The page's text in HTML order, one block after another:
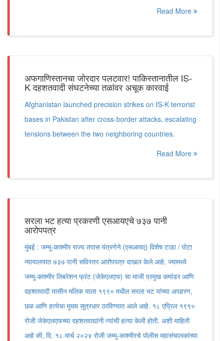
Read More
अफगाणिस्तानचा जोरदार पलटवार! पाकिस्तानातील IS-
K दहशतवादी संघटनेच्या तळांवर अचूक कारवाई
Afghanistan launched precision strikes on IS-K terrorist
bases in Pakistan after cross-border attacks, escalating
tensions between the two neighboring countries.
Read More
सरला भट हत्या प्रकरणी एसआयएचे ७३७ पानी
आरोपपत्र
मुंबई : जम्मू-काश्मीर राज्य तपास यंत्रणेने (एसआयए) विशेष टाडा / पोटा
न्यायालयात ७३७ पानी सविस्तर आरोपपत्र दाखल केले आहे. ज्यामध्ये
जम्मू-काश्मीर लिबरेशन फ्रंट (जेकेएलएफ) चा माजी प्रमुख कमांडर आणि
दहशतवादी यासीन मलिक याला १९९० मधील सरला भट यांच्या अपहरण,
छळ आणि हत्येचा मुख्य सूत्रधार ठरविण्यात आले आहे. १८ एप्रिल १९९०
रोजी जेकेएलएफच्या दहशतवाद्यांनी त्यांची हत्या केली होती. अशी माहिती
आहे की, दि. १८ मार्च २०२४ रोजी जम्मू-काश्मीरचे पोलीस महासंचालकांच्या